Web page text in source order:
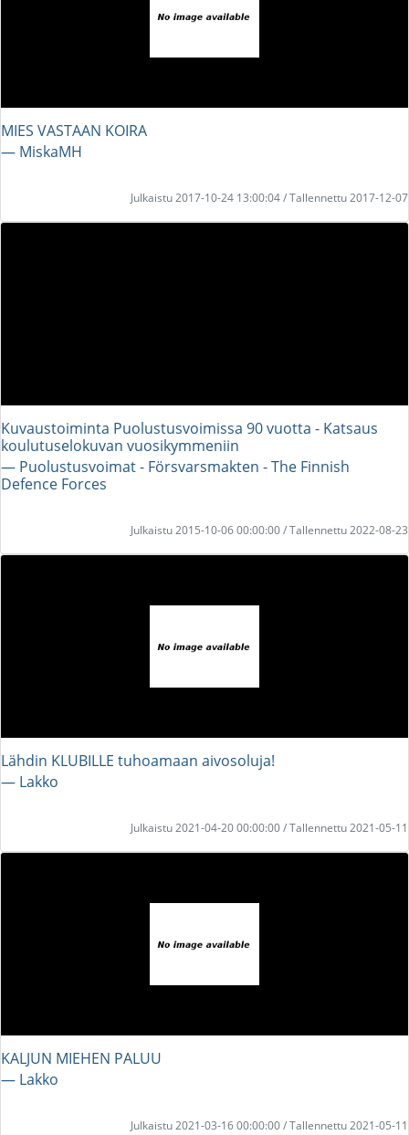
MIES VASTAAN KOIRA
― MiskaMH
Julkaistu 2017-10-24 13:00:04 / Tallennettu 2017-12-07
Kuvaustoiminta Puolustusvoimissa 90 vuotta - Katsaus
koulutuselokuvan vuosikymmeniin
― Puolustusvoimat - Försvarsmakten - The Finnish
Defence Forces
Julkaistu 2015-10-06 00:00:00 / Tallennettu 2022-08-23
Lähdin KLUBILLE tuhoamaan aivosoluja!
― Lakko
Julkaistu 2021-04-20 00:00:00 / Tallennettu 2021-05-11
KALJUN MIEHEN PALUU
― Lakko
Julkaistu 2021-03-16 00:00:00 / Tallennettu 2021-05-11